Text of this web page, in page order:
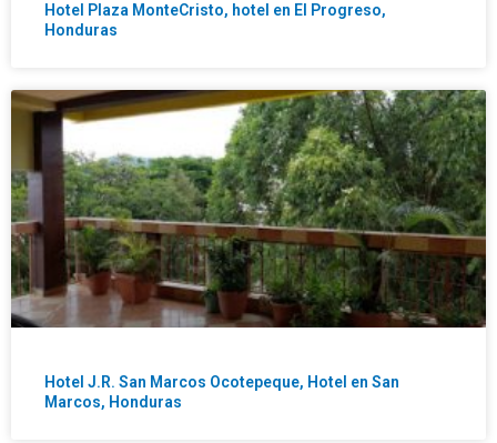
Hotel Plaza MonteCristo, hotel en El Progreso,
Honduras
Hotel J.R. San Marcos Ocotepeque, Hotel en San
Marcos, Honduras